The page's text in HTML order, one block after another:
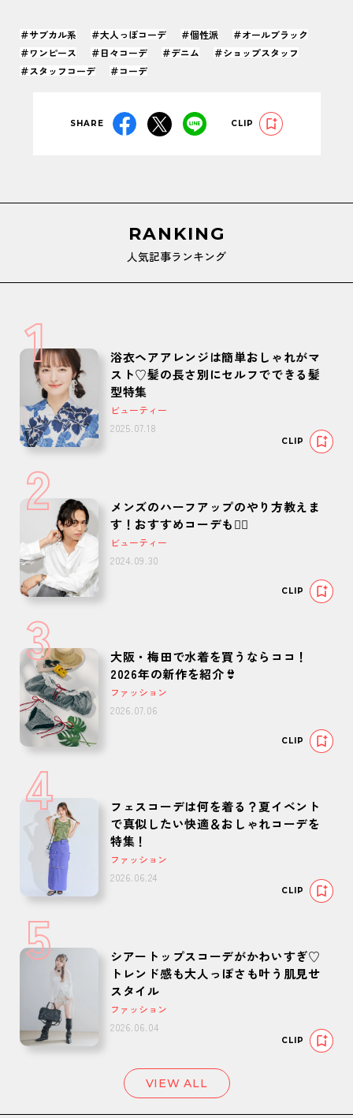
＃サブカル系 ＃大人っぽコーデ ＃個性派
＃オールブラック
＃ワンピース
＃日々コーデ ＃デニム
＃ショップスタッフ
＃スタッフコーデ
＃コーデ
SHARE CLIP
RANKING
人気記事ランキング
1
浴衣ヘアアレンジは簡単おしゃれがマ
スト♡髪の長さ別にセルフでできる髪
型特集
ビューティー
2025.07.18
CLIP
2
メンズのハーフアップのやり方教えま
す！おすすめコーデも🙆‍♂️
ビューティー
2024.09.30
CLIP
3
大阪・梅田で水着を買うならココ！
2026年の新作を紹介👙
ファッション
2026.07.06
CLIP
4
フェスコーデは何を着る？夏イベント
で真似したい快適＆おしゃれコーデを
特集！
ファッション
2026.06.24
CLIP
5
シアートップスコーデがかわいすぎ♡
トレンド感も大人っぽさも叶う肌見せ
スタイル
ファッション
2026.06.04
CLIP
VIEW ALL